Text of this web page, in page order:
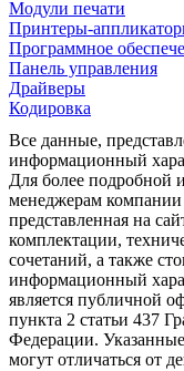
Модули печати
Принтеры-
Программное
Панель управления
Драйверы
Кодировка
Все данные,
информационный
Для более подробной
менеджерам
представленная на
комплектации,
сочетаний, а также
информационный
является публичной
пункта 2 статьи 437
Федерации.
могут отличаться от